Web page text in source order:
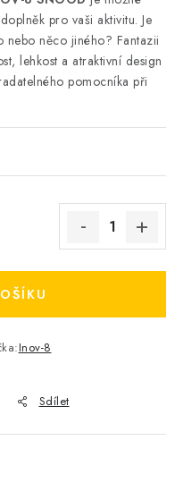
pro vaši aktivitu. Je
něco jiného? Fantazii
lehkost a atraktivní design
pomocníka při
Inov-8
Sdílet